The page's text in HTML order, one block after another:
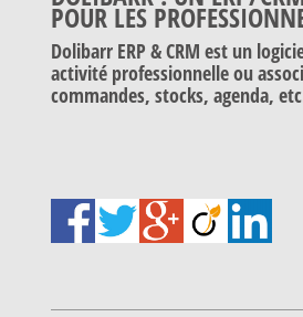
POUR LES
Dolibarr ERP & CRM est un
activité professionnelle ou
commandes, stocks, agenda,